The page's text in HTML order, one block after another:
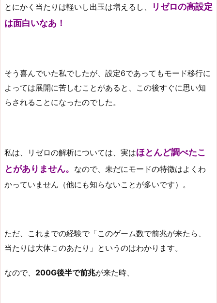
とにかく当たりは軽いし出玉は増えるし、
リゼロの高設定
は面白いなあ！
そう喜んでいた私でしたが、設定6であってもモード移行に
よっては展開に苦しむことがあると、この後すぐに思い知
らされることになったのでした。
私は、リゼロの解析については、実はほとんど調べたこ
とがありません。 なので、未だにモードの特徴はよくわ
かっていません（他にも知らないことが多いです）。
ただ、これまでの経験で「このゲーム数で前兆が来たら、
当たりは大体このあたり」というのはわかります。
なので、 200G後半で前兆が来た時、